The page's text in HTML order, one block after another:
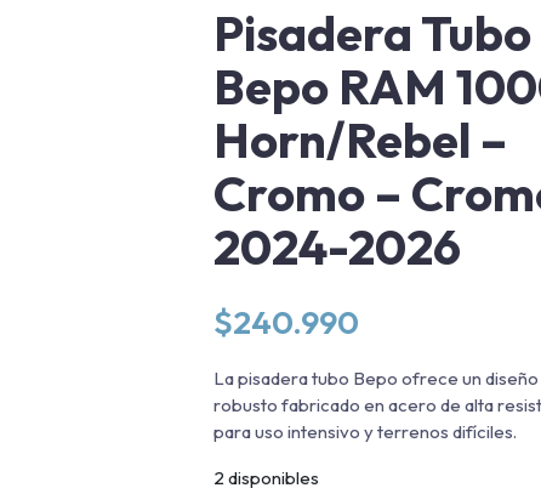
Pisadera Tubo
Bepo RAM
Horn/Rebel –
Cromo –
2024-2026
$240.990
La pisadera tubo Bepo ofrece un
robusto fabricado en acero de alta
para uso intensivo y terrenos difíciles.
2 disponibles